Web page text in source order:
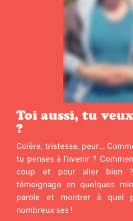
Toi aussi, tu
?
Colère, tristesse, peur...
tu penses à l’avenir ?
coup et pour aller bien ?
témoignage en quelques
parole et montrer à quel
nombreux·ses !